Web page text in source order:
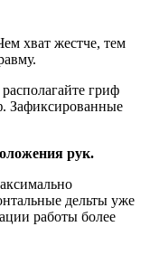
хват жестче, тем
гриф
Зафиксированные
рук.
дельты уже
работы более